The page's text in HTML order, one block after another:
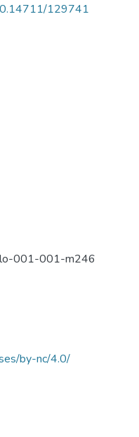
129741
001-001-m246
by-nc/4.0/